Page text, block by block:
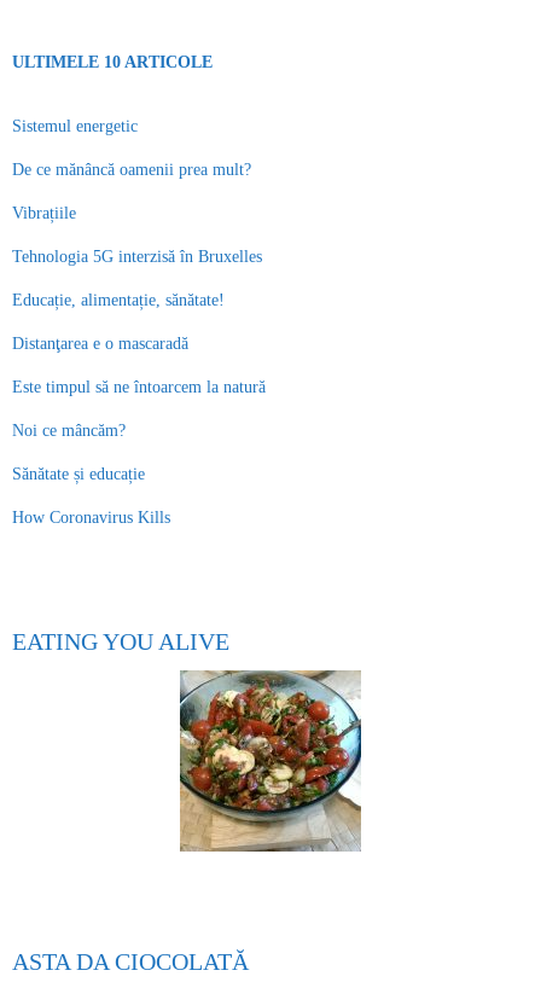
ULTIMELE 10 ARTICOLE
Sistemul energetic
De ce mănâncă oamenii prea mult?
Vibrațiile
Tehnologia 5G interzisă în Bruxelles
Educație, alimentație, sănătate!
Distanţarea e o mascaradă
Este timpul să ne întoarcem la natură
Noi ce mâncăm?
Sănătate și educație
How Coronavirus Kills
EATING YOU ALIVE
ASTA DA CIOCOLATĂ